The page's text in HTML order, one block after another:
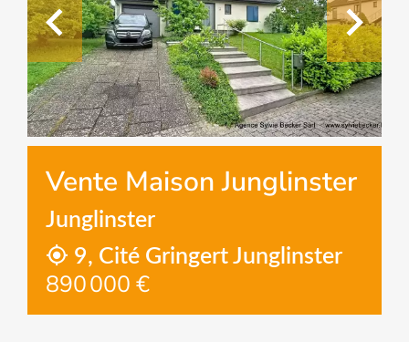
Vente Maison Junglinster
Junglinster
9, Cité Gringert Junglinster
890 000 €